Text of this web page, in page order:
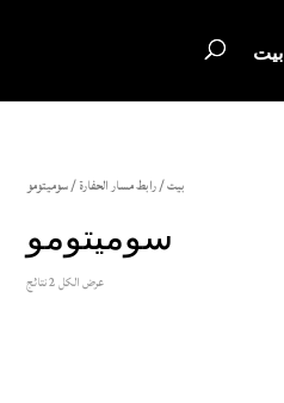
بيت
بيت/رابط مسار الحفارة/ سوميتومو
سوميتومو
عرض الكل 2 نتائج